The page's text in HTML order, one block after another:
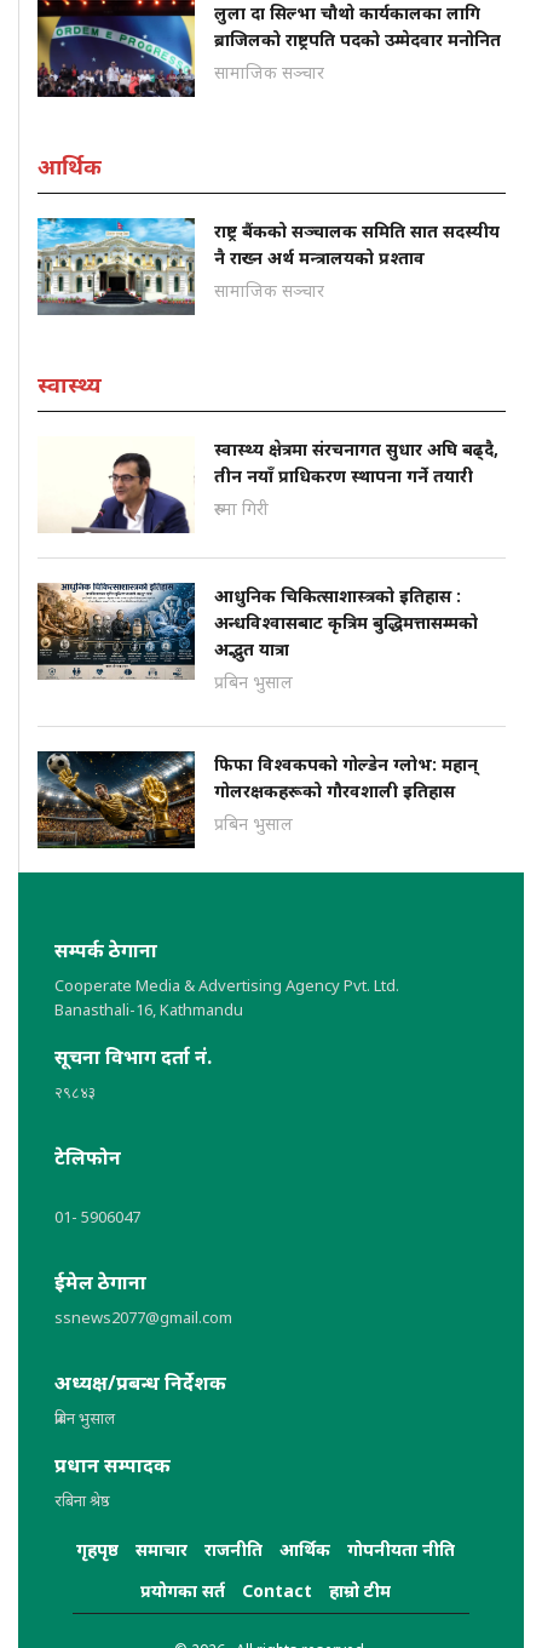
लुला दा सिल्भा चौथो कार्यकालका लागि
ब्राजिलको राष्ट्रपति पदको उम्मेदवार मनोनित
सामाजिक सञ्चार
आर्थिक
राष्ट्र बैंकको सञ्चालक समिति सात सदस्यीय
नै राख्न अर्थ मन्त्रालयको प्रश्ताव
सामाजिक सञ्चार
स्वास्थ्य
स्वास्थ्य क्षेत्रमा संरचनागत सुधार अघि बढ्दै,
तीन नयाँ प्राधिकरण स्थापना गर्ने तयारी
रुस्मा गिरी
आधुनिक चिकित्साशास्त्रको इतिहास :
अन्धविश्वासबाट कृत्रिम बुद्धिमत्तासम्मको
अद्भुत यात्रा
प्रबिन भुसाल
फिफा विश्वकपको गोल्डेन ग्लोभ: महान्
गोलरक्षकहरूको गौरवशाली इतिहास
प्रबिन भुसाल
सम्पर्क ठेगाना
Cooperate Media & Advertising Agency Pvt. Ltd.
Banasthali-16, Kathmandu
सूचना विभाग दर्ता नं.
२९८४३
टेलिफोन
01- 5906047
ईमेल ठेगाना
ssnews2077@gmail.com
अध्यक्ष/प्रबन्ध निर्देशक
प्रबिन भुसाल
प्रधान सम्पादक
रबिना श्रेष्ठ
गृहपृष्ठ समाचार राजनीति आर्थिक
गोपनीयता नीति
प्रयोगका सर्त
Contact हाम्रो टीम